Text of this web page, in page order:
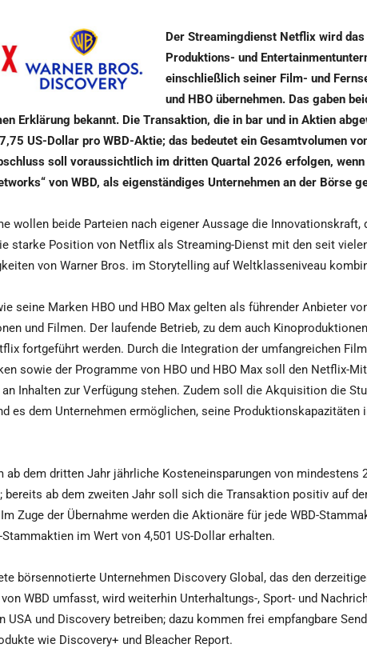
Der Streamingdienst Netflix wird
Produktions- und
einschließlich seiner Film- und
und HBO übernehmen. Das gaben
Erklärung bekannt. Die Transaktion, die in bar und in Aktien
US-Dollar pro WBD-Aktie; das bedeutet ein Gesamtvolumen
soll voraussichtlich im dritten Quartal 2026 erfolgen,
von WBD, als eigenständiges Unternehmen an der Börse
wollen beide Parteien nach eigener Aussage die Innovationskraft,
starke Position von Netflix als Streaming-Dienst mit den seit
von Warner Bros. im Storytelling auf Weltklasseniveau
seine Marken HBO und HBO Max gelten als führender Anbieter
und Filmen. Der laufende Betrieb, zu dem auch
fortgeführt werden. Durch die Integration der umfangreichen
sowie der Programme von HBO und HBO Max soll den Netflix-
Inhalten zur Verfügung stehen. Zudem soll die Akquisition die
es dem Unternehmen ermöglichen, seine Produktionskapazitäten
ab dem dritten Jahr jährliche Kosteneinsparungen von mindestens
bereits ab dem zweiten Jahr soll sich die Transaktion positiv auf
Zuge der Übernahme werden die Aktionäre für jede WBD-
im Wert von 4,501 US-Dollar erhalten.
börsennotierte Unternehmen Discovery Global, das den
WBD umfasst, wird weiterhin Unterhaltungs-, Sport- und
USA und Discovery betreiben; dazu kommen frei empfangbare
wie Discovery+ und Bleacher Report.